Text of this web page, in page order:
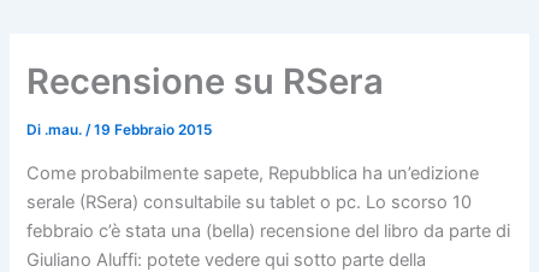
Recensione su RSera
Di .mau./19 Febbraio 2015
Come probabilmente sapete, Repubblica ha un’edizione
serale (RSera) consultabile su tablet o pc. Lo scorso 10
febbraio c’è stata una (bella) recensione del libro da parte di
Giuliano Aluffi: potete vedere qui sotto parte della